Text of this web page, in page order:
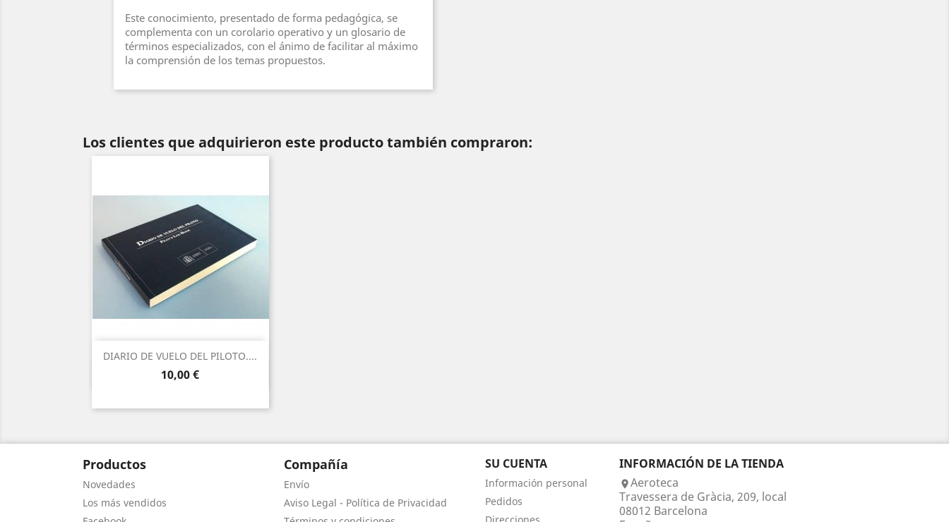
Este conocimiento, presentado de forma pedagógica, se
complementa con un corolario operativo y un glosario de
términos especializados, con el ánimo de facilitar al máximo
la comprensión de los temas propuestos.
Los clientes que adquirieron este producto también compraron:
DIARIO DE VUELO DEL PILOTO....
Precio
10,00 €
Vista rápida
Productos
Novedades
Los más vendidos
Compañía
Envío
Aviso Legal - Política de Privacidad
SU CUENTA
Información personal
Pedidos
INFORMACIÓN DE LA TIENDA
Aeroteca
Travessera de Gràcia, 209, local
08012 Barcelona